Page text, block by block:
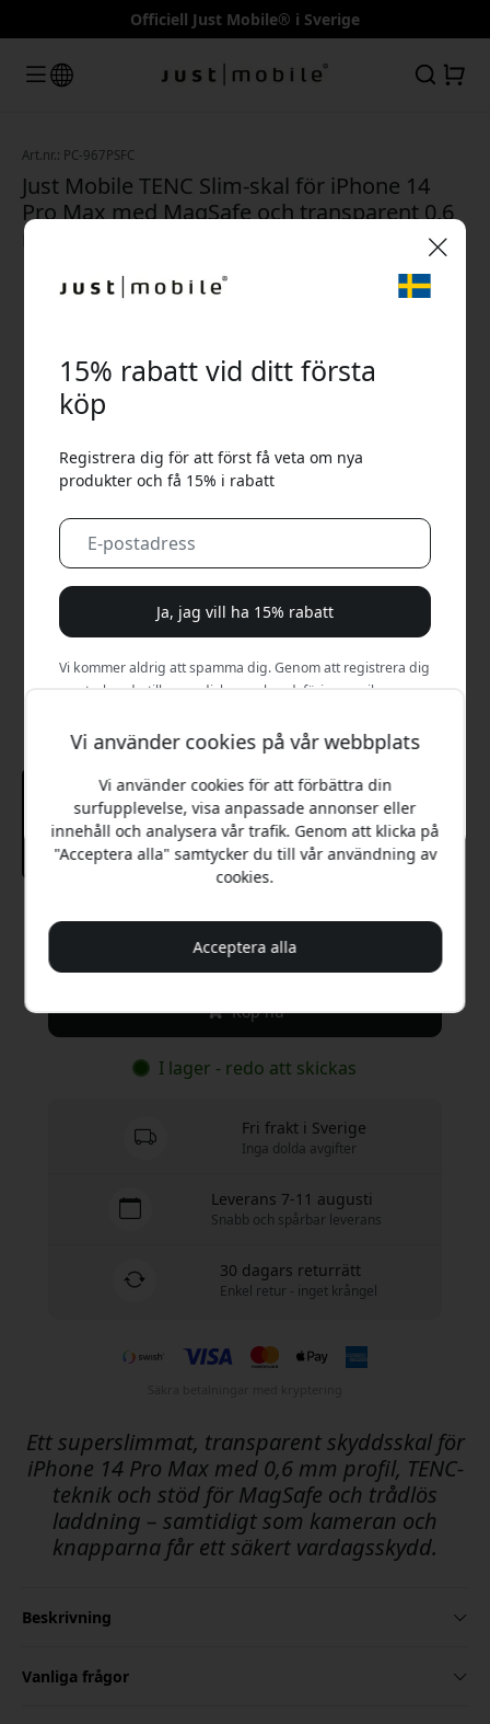
Officiell Just Mobile® i Sverige
Art.nr.: PC-967PSFC
Just Mobile TENC Slim-skal för iPhone 14
Pro Max med MagSafe och transparent 0,6
mm skydd och trådlös laddning - Rensa
Rekommenderat pris
149 SEK
Köp nu
I lager - redo att skickas
Fri frakt i Sverige
Inga dolda avgifter
Leverans 7-11 augusti
Snabb och spårbar leverans
30 dagars returrätt
Enkel retur - inget krångel
Ett superslimmat, transparent skyddsskal för
iPhone 14 Pro Max med 0,6 mm profil, TENC-
teknik och stöd för MagSafe och trådlös
laddning – samtidigt som kameran och
knapparna får ett säkert vardagsskydd.
Beskrivning
Vanliga frågor
Vi använder cookies på vår webbplats
Vi använder cookies för att förbättra din
surfupplevelse, visa anpassade annonser eller
innehåll och analysera vår trafik. Genom att klicka på
"Acceptera alla" samtycker du till vår användning av
cookies.
Acceptera alla
15% rabatt vid ditt första
köp
Registrera dig för att först få veta om nya
produkter och få 15% i rabatt
Ja, jag vill ha 15% rabatt
Vi kommer aldrig att spamma dig. Genom att registrera dig
samtycker du till sporadiska marknadsföringsmejl,
🎉 Din rabattkod:
Använd denna kod i kassan för att få 15% rabatt.